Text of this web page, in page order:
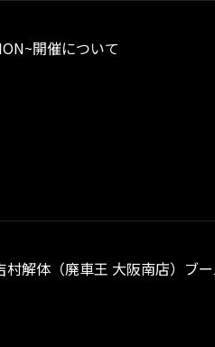
開催について
解体（廃車王 大阪南店）ブ